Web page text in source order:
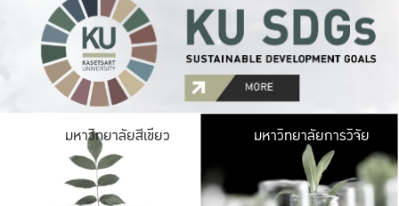
มหาวิทยาลัยสีเขียว มหาวิ
มีพื้นที่เขียวสดใส
เป็นป่าในเมือง เกษต
มหาวิทยาลัยการวิจัย